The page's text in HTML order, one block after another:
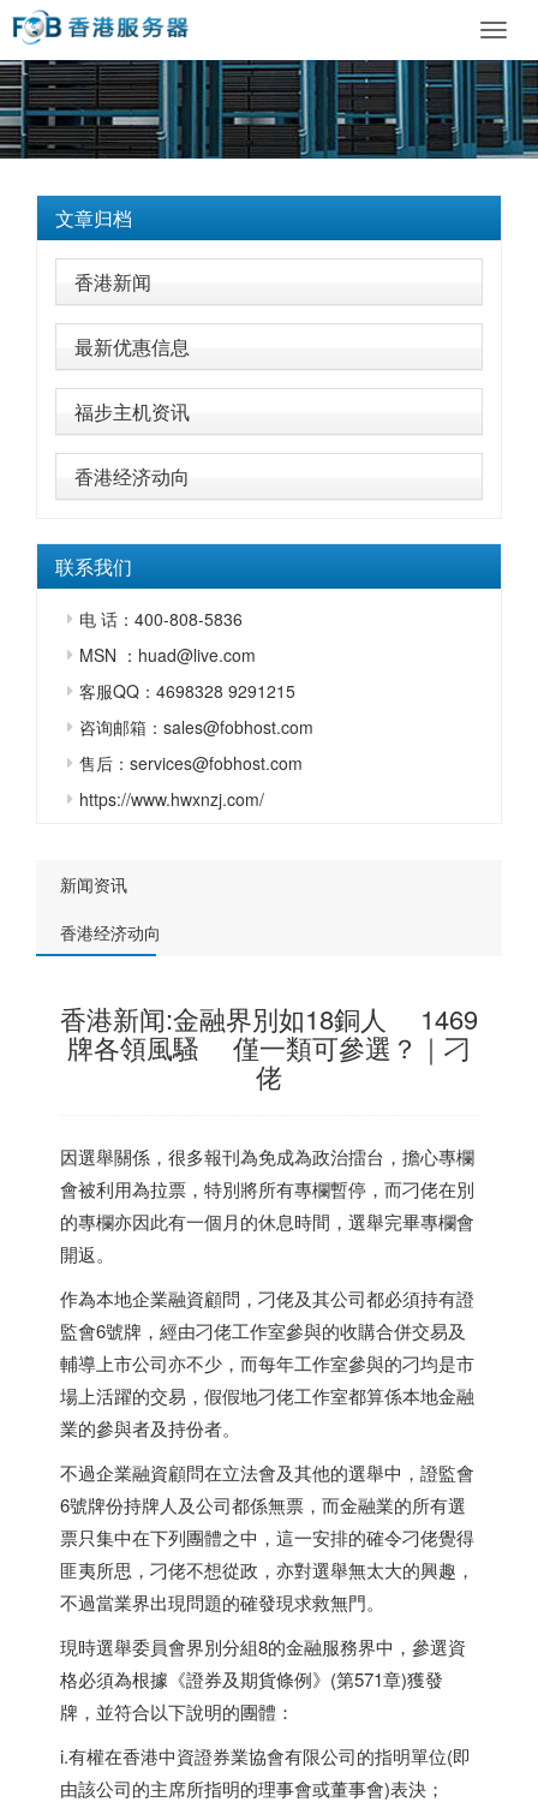
文章归档
香港新闻
最新优惠信息
福步主机资讯
香港经济动向
联系我们
电 话：400-808-5836
MSN ：huad@live.com
客服QQ：4698328 9291215
咨询邮箱：sales@fobhost.com
售后：services@fobhost.com
https://www.hwxnzj.com/
新闻资讯
香港经济动向
香港新闻:金融界別如18銅人 1469
牌各領風騷 僅一類可參選？｜刁
佬
因選舉關係，很多報刊為免成為政治擂台，擔心專欄
會被利用為拉票，特別將所有專欄暫停，而刁佬在別
的專欄亦因此有一個月的休息時間，選舉完畢專欄會
開返。
作為本地企業融資顧問，刁佬及其公司都必須持有證
監會6號牌，經由刁佬工作室參與的收購合併交易及
輔導上市公司亦不少，而每年工作室參與的刁均是市
場上活躍的交易，假假地刁佬工作室都算係本地金融
業的參與者及持份者。
不過企業融資顧問在立法會及其他的選舉中，證監會
6號牌份持牌人及公司都係無票，而金融業的所有選
票只集中在下列團體之中，這一安排的確令刁佬覺得
匪夷所思，刁佬不想從政，亦對選舉無太大的興趣，
不過當業界出現問題的確發現求救無門。
現時選舉委員會界別分組8的金融服務界中，參選資
格必須為根據《證券及期貨條例》(第571章)獲發
牌，並符合以下說明的團體：
i.有權在香港中資證券業協會有限公司的指明單位(即
由該公司的主席所指明的理事會或董事會)表決；